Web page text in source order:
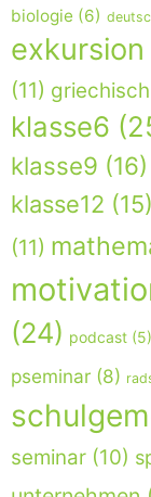
biologie (6)
exkursion
(11) griechisch
klasse6
klasse9 (16)
klasse12 (15)
(11)
(24) podcast (5)
pseminar (8)
seminar (10)